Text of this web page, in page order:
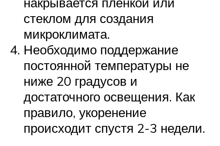
стеклом для создания
микроклимата.
Необходимо поддержание
постоянной температуры не
ниже 20 градусов и
достаточного освещения. Как
правило, укоренение
происходит спустя 2-3 недели.